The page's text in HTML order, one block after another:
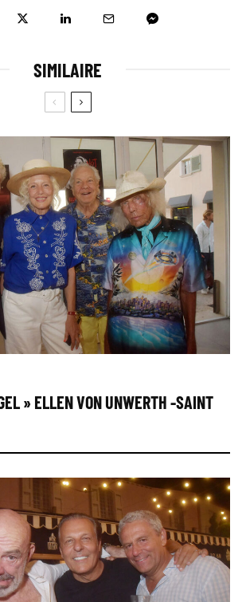
SIMILAIRE
» ELLEN VON UNWERTH -SAINT